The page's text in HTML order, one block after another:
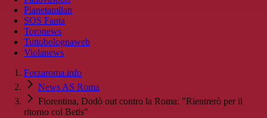
Pianetamilan
SOS Fanta
Toronews
Tuttobolognaweb
Violanews
Forzaroma.info
News AS Roma
Fiorentina, Dodò out contro la Roma: "Rientrerò per il
ritorno col Betis"